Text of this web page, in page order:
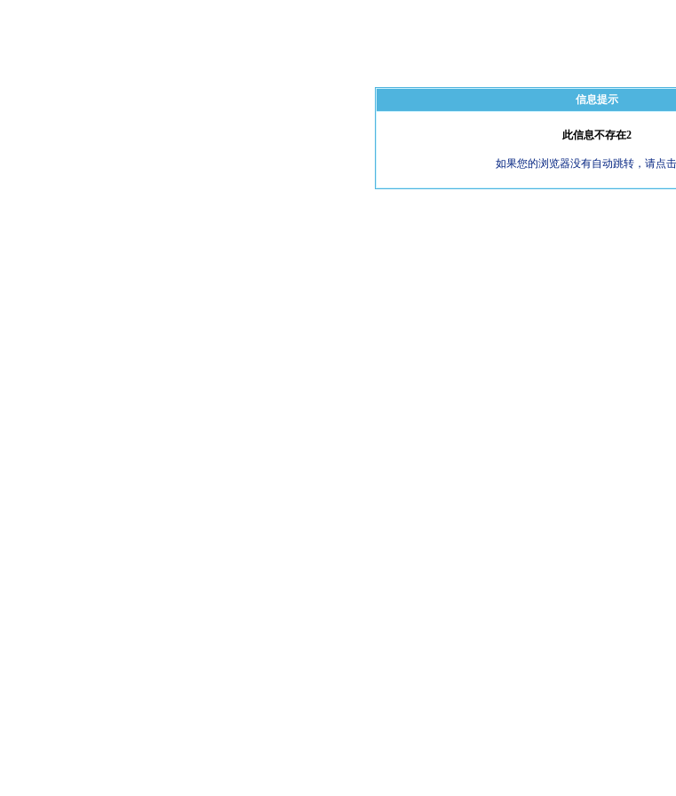
信息提示
此信息不存在2
如果您的浏览器没有自动跳转，请点